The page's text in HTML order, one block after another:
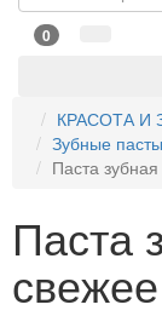
0
КРАСОТА И
Зубные
Паста
Паста